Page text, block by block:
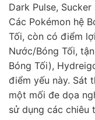
Dark Pulse,
Các Pokémon hệ
Tối, còn có điểm
Nước/Bóng Tối,
Bóng Tối),
điểm yếu này. Sát
một mối đe dọa
sử dụng các chiêu